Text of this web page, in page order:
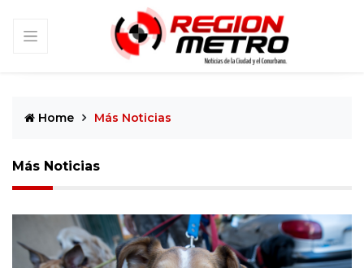
Home Más Noticias
Más Noticias